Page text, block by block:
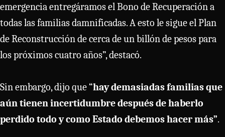
emergencia entregáramos el Bono de Recuperación a
todas las familias damnificadas. A esto le sigue el Plan
de Reconstrucción de cerca de un billón de pesos para
los próximos cuatro años”, destacó.
Sin embargo, dijo que “hay demasiadas familias que
aún tienen incertidumbre después de haberlo
perdido todo y como Estado debemos hacer más”.